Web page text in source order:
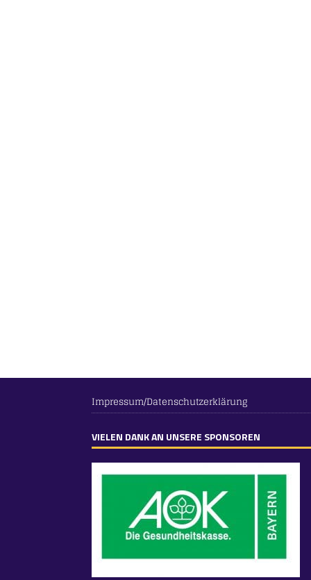
Impressum/Datenschutzerklärung
VIELEN DANK AN UNSERE SPONSOREN